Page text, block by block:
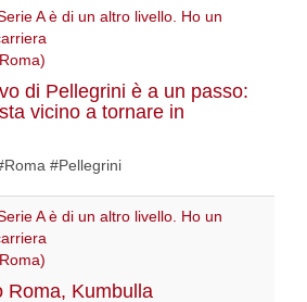
di Pellegrini è a un passo:
vicino a tornare in
#Pellegrini
Roma, Kumbulla